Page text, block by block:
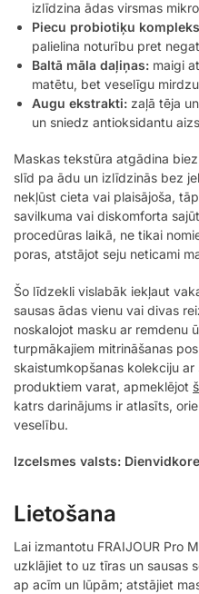
izlīdzina ādas virsmas
Piecu probiotiķu
palielina noturību pret
Baltā māla daļiņas: maigi
matētu, bet veselīgu
Augu ekstrakti: zaļā tēja
un sniedz antioksidantu
Maskas tekstūra atgādina
slīd pa ādu un izlīdzinās bez
nekļūst cieta vai plaisājoša,
savilkuma vai diskomforta
procedūras laikā, ne tikai
poras, atstājot seju neticami
Šo līdzekli vislabāk iekļaut
sausas ādas vienu vai divas
noskalojot masku ar remdenu
turpmākajiem mitrināšanas
skaistumkopšanas kolekciju
produktiem varat, apmeklējot
katrs darinājums ir atlasīts,
veselību.
Izcelsmes valsts:
Lietošana
Lai izmantotu FRAIJOUR Pro
uzklājiet to uz tīras un sausas
ap acīm un lūpām; atstājiet